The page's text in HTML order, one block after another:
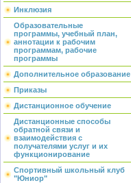
Инклюзия
Образовательные
программы, учебный план,
аннотации к рабочим
программам, рабочие
программы
Дополнительное образование
Приказы
Дистанционное обучение
Дистанционные способы
обратной связи и
взаимодействия с
получателями услуг и их
функционирование
Спортивный школьный клуб
"Юниор"